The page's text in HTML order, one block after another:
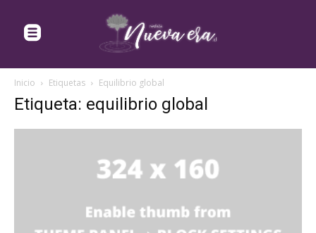
Inicio Etiquetas Equilibrio global
Etiqueta: equilibrio global